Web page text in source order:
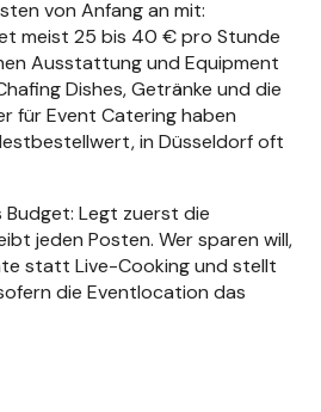
von Anfang an mit:
meist 25 bis 40 € pro Stunde
Ausstattung und Equipment
Dishes, Getränke und die
für Event Catering haben
in Düsseldorf oft
Budget: Legt zuerst die
jeden Posten. Wer sparen will,
statt Live-Cooking und stellt
die Eventlocation das